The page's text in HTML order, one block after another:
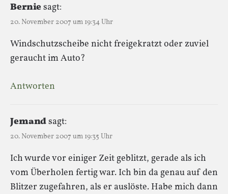
Berniesagt:
20. November 2007 um 19:34 Uhr
Windschutzscheibe nicht freigekratzt oder zuviel
geraucht im Auto?
Antworten
Jemandsagt:
20. November 2007 um 19:35 Uhr
Ich wurde vor einiger Zeit geblitzt, gerade als ich
vom Überholen fertig war. Ich bin da genau auf den
Blitzer zugefahren, als er auslöste. Habe mich dann